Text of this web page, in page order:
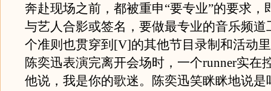
奔赴现场之前，都被重申“要专业”的要求，
与艺人合影或签名，要做最专业的音乐频道
个准则也贯穿到[V]的其他节目录制和活动
陈奕迅表演完离开会场时，一个runner实在
他说，我是你的歌迷。陈奕迅笑眯眯地说是